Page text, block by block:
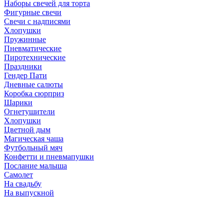
Наборы свечей для торта
Фигурные свечи
Свечи с надписями
Хлопушки
Пружинные
Пневматические
Пиротехнические
Праздники
Гендер Пати
Дневные салюты
Коробка сюрприз
Шарики
Огнетушители
Хлопушки
Цветной дым
Магическая чаша
Футбольный мяч
Конфетти и пневмапушки
Послание малыша
Самолет
На свадьбу
На выпускной